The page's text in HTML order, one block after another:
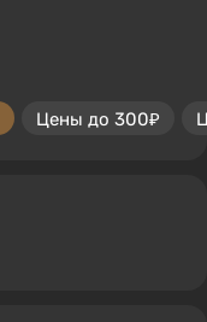
Цены до 300₽